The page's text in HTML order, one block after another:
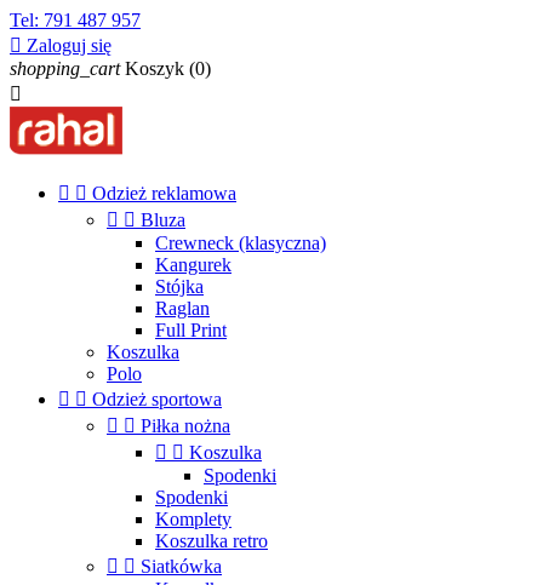
Tel: 791 487 957
 Zaloguj się
shopping_cart Koszyk (0)

  Odzież reklamowa
  Bluza
Crewneck (klasyczna)
Kangurek
Stójka
Raglan
Full Print
Koszulka
Polo
  Odzież sportowa
  Piłka nożna
  Koszulka
Spodenki
Spodenki
Komplety
Koszulka retro
  Siatkówka